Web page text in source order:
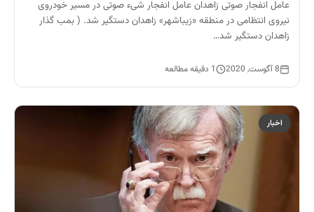
عامل انفجار صوتی زاهدان عامل انفجار شیء صوتی در مسیر خودروی
نیروی انتظامی در منطقه «زیباشهر» زاهدان دستگیر شد. ( بمب گذار
زاهدان دستگیر شد…
8 آگوست, 2020 1 دقیقه مطالعه
اخبار